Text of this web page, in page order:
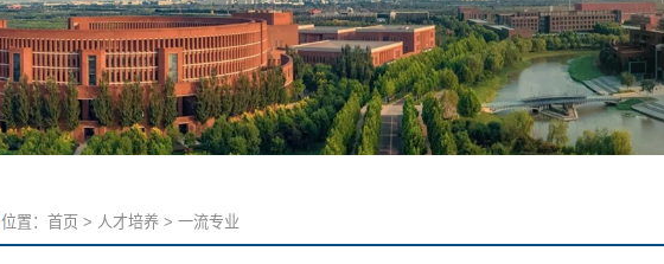
位置：首页 > 人才培养 >一流专业